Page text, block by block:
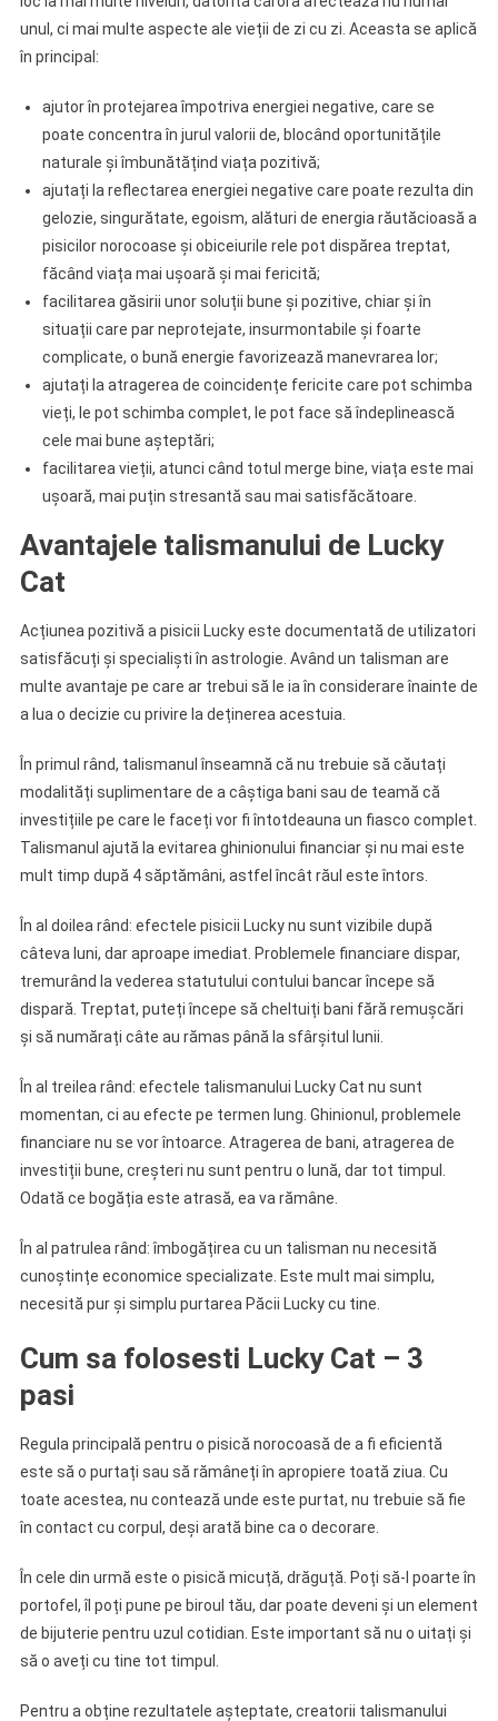
unul, ci mai multe aspecte ale vieții de zi cu zi. Aceasta se aplică
în principal:
ajutor în protejarea împotriva energiei negative, care se
poate concentra în jurul valorii de, blocând oportunitățile
naturale și îmbunătățind viața pozitivă;
ajutați la reflectarea energiei negative care poate rezulta din
gelozie, singurătate, egoism, alături de energia răutăcioasă a
pisicilor norocoase și obiceiurile rele pot dispărea treptat,
făcând viața mai ușoară și mai fericită;
facilitarea găsirii unor soluții bune și pozitive, chiar și în
situații care par neprotejate, insurmontabile și foarte
complicate, o bună energie favorizează manevrarea lor;
ajutați la atragerea de coincidențe fericite care pot schimba
vieți, le pot schimba complet, le pot face să îndeplinească
cele mai bune așteptări;
facilitarea vieții, atunci când totul merge bine, viața este mai
ușoară, mai puțin stresantă sau mai satisfăcătoare.
Avantajele talismanului de Lucky
Cat
Acțiunea pozitivă a pisicii Lucky este documentată de utilizatori
satisfăcuți și specialiști în astrologie. Având un talisman are
multe avantaje pe care ar trebui să le ia în considerare înainte de
a lua o decizie cu privire la deținerea acestuia.
În primul rând, talismanul înseamnă că nu trebuie să căutați
modalități suplimentare de a câștiga bani sau de teamă că
investițiile pe care le faceți vor fi întotdeauna un fiasco complet.
Talismanul ajută la evitarea ghinionului financiar și nu mai este
mult timp după 4 săptămâni, astfel încât răul este întors.
În al doilea rând: efectele pisicii Lucky nu sunt vizibile după
câteva luni, dar aproape imediat. Problemele financiare dispar,
tremurând la vederea statutului contului bancar începe să
dispară. Treptat, puteți începe să cheltuiți bani fără remușcări
și să numărați câte au rămas până la sfârșitul lunii.
În al treilea rând: efectele talismanului Lucky Cat nu sunt
momentan, ci au efecte pe termen lung. Ghinionul, problemele
financiare nu se vor întoarce. Atragerea de bani, atragerea de
investiții bune, creșteri nu sunt pentru o lună, dar tot timpul.
Odată ce bogăția este atrasă, ea va rămâne.
În al patrulea rând: îmbogățirea cu un talisman nu necesită
cunoștințe economice specializate. Este mult mai simplu,
necesită pur și simplu purtarea Păcii Lucky cu tine.
Cum sa folosesti Lucky Cat – 3
pasi
Regula principală pentru o pisică norocoasă de a fi eficientă
este să o purtați sau să rămâneți în apropiere toată ziua. Cu
toate acestea, nu contează unde este purtat, nu trebuie să fie
în contact cu corpul, deși arată bine ca o decorare.
În cele din urmă este o pisică micuță, drăguță. Poți să-l poarte în
portofel, îl poți pune pe biroul tău, dar poate deveni și un element
de bijuterie pentru uzul cotidian. Este important să nu o uitați și
să o aveți cu tine tot timpul.
Pentru a obține rezultatele așteptate, creatorii talismanului